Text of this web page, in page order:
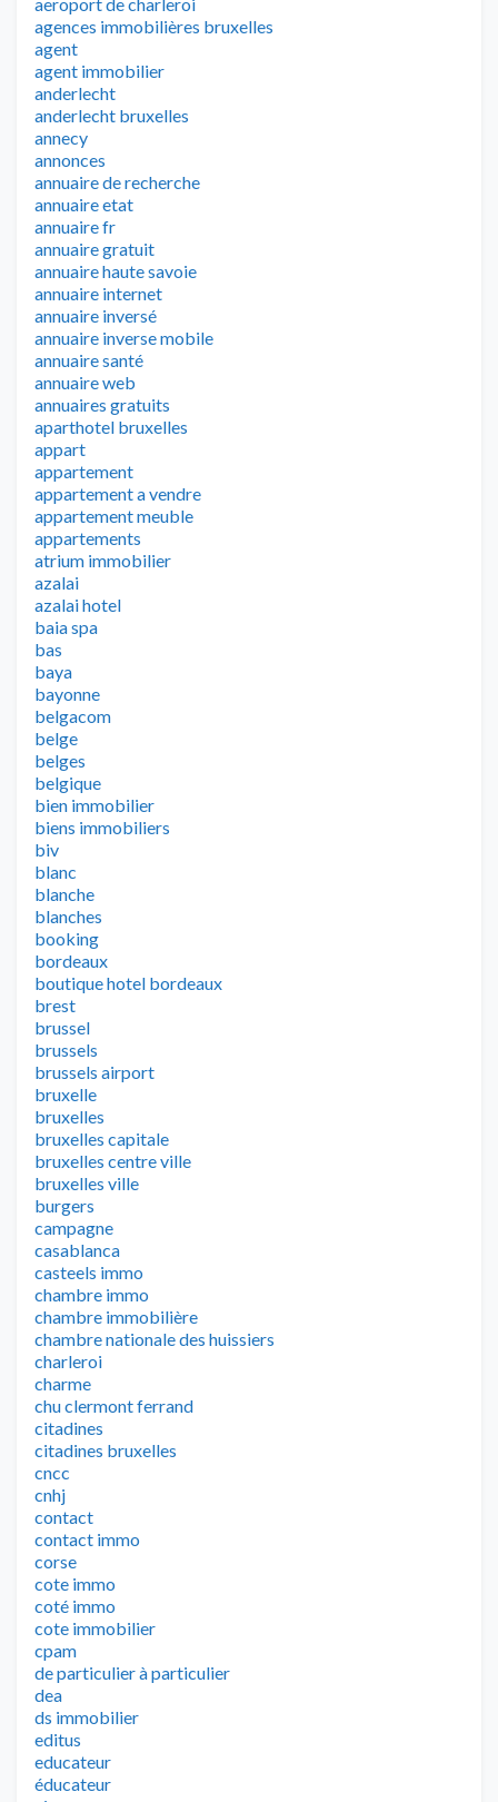
agences immobilières bruxelles
agent
agent immobilier
anderlecht
anderlecht bruxelles
annecy
annonces
annuaire de recherche
annuaire etat
annuaire fr
annuaire gratuit
annuaire haute savoie
annuaire internet
annuaire inversé
annuaire inverse mobile
annuaire santé
annuaire web
annuaires gratuits
aparthotel bruxelles
appart
appartement
appartement a vendre
appartement meuble
appartements
atrium immobilier
azalai
azalai hotel
baia spa
bas
baya
bayonne
belgacom
belge
belges
belgique
bien immobilier
biens immobiliers
biv
blanc
blanche
blanches
booking
bordeaux
boutique hotel bordeaux
brest
brussel
brussels
brussels airport
bruxelle
bruxelles
bruxelles capitale
bruxelles centre ville
bruxelles ville
burgers
campagne
casablanca
casteels immo
chambre immo
chambre immobilière
chambre nationale des huissiers
charleroi
charme
chu clermont ferrand
citadines
citadines bruxelles
cncc
cnhj
contact
contact immo
corse
cote immo
coté immo
cote immobilier
cpam
de particulier à particulier
dea
ds immobilier
editus
educateur
éducateur